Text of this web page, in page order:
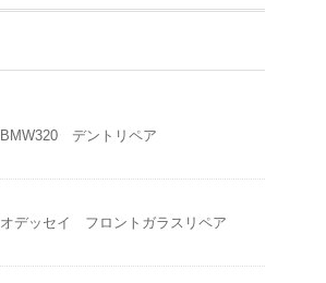
BMW320 デントリペア
オデッセイ フロントガラスリペア